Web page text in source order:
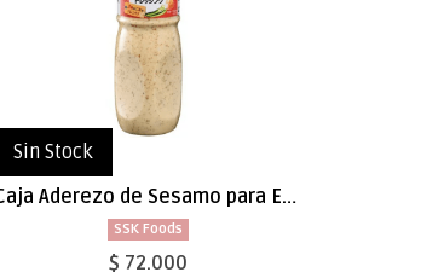
Sin Stock
Caja Aderezo de Sesamo para Ensalada 490ml x 12
SSK Foods
$ 72.000